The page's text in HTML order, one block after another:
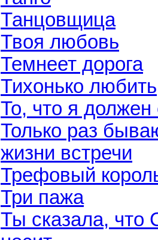
Танцовщица
Твоя любовь
Темнеет дорога
Тихонько любить
То, что я должен
Только раз
жизни встречи
Трефовый
Три пажа
Ты сказала, что